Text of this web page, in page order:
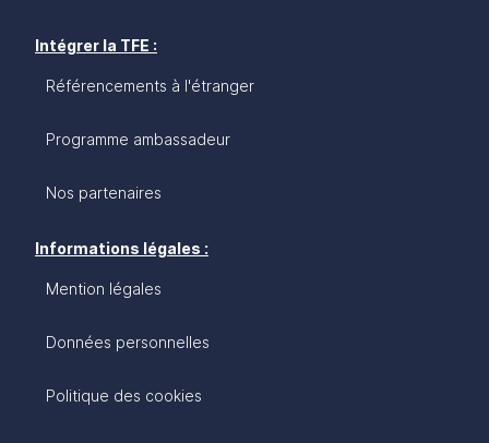
Intégrer la TFE :
Référencements à l'étranger
Programme ambassadeur
Nos partenaires
Informations légales :
Mention légales
Données personnelles
Politique des cookies